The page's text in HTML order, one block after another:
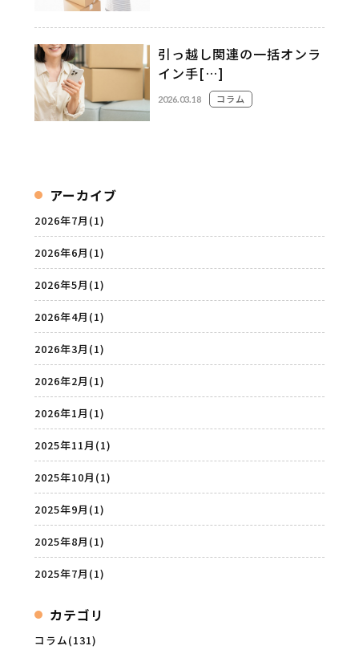
引っ越し関連の一括オンラ
イン手[…]
2026.03.18 コラム
アーカイブ
2026年7月 (1)
2026年6月 (1)
2026年5月 (1)
2026年4月 (1)
2026年3月 (1)
2026年2月 (1)
2026年1月 (1)
2025年11月 (1)
2025年10月 (1)
2025年9月 (1)
2025年8月 (1)
2025年7月 (1)
カテゴリ
コラム(131)